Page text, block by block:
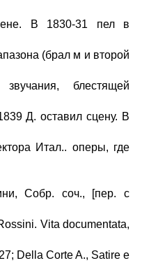
В 1830-31 пел в
(брал м и второй
блестящей
Д. оставил сцену. В
Итал.. оперы, где
Собр. соч., [пер. с
Vita documentata,
Della Corte A., Satire e